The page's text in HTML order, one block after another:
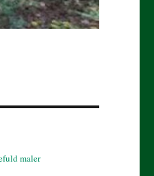
maler